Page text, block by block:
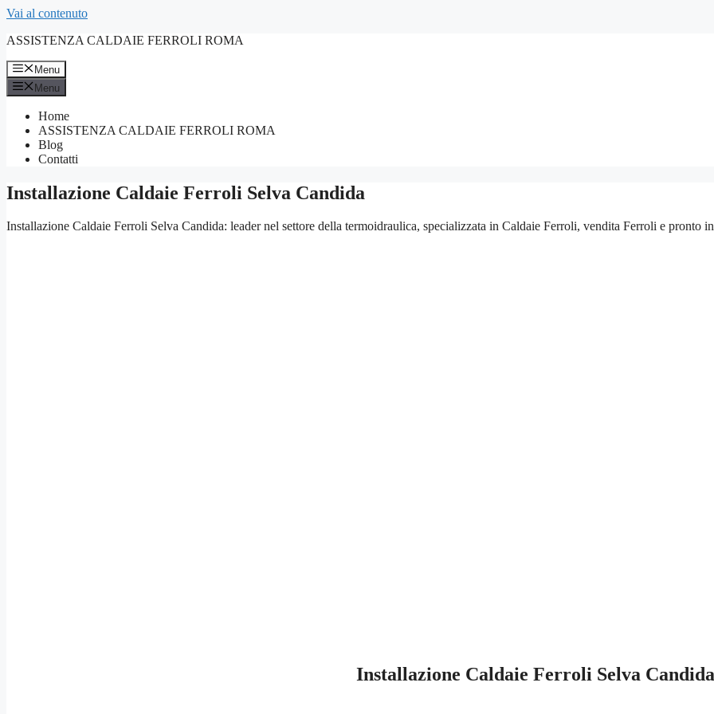
Vai al contenuto
ASSISTENZA CALDAIE FERROLI ROMA
Menu
Menu
Home
ASSISTENZA CALDAIE FERROLI ROMA
Blog
Contatti
Installazione Caldaie Ferroli Selva Candida
Installazione Caldaie Ferroli Selva Candida: leader nel settore della termoidraulica, specializzata in Caldaie Ferroli, vendita Ferroli e pronto
Installazione Caldaie Ferroli Selva Candida